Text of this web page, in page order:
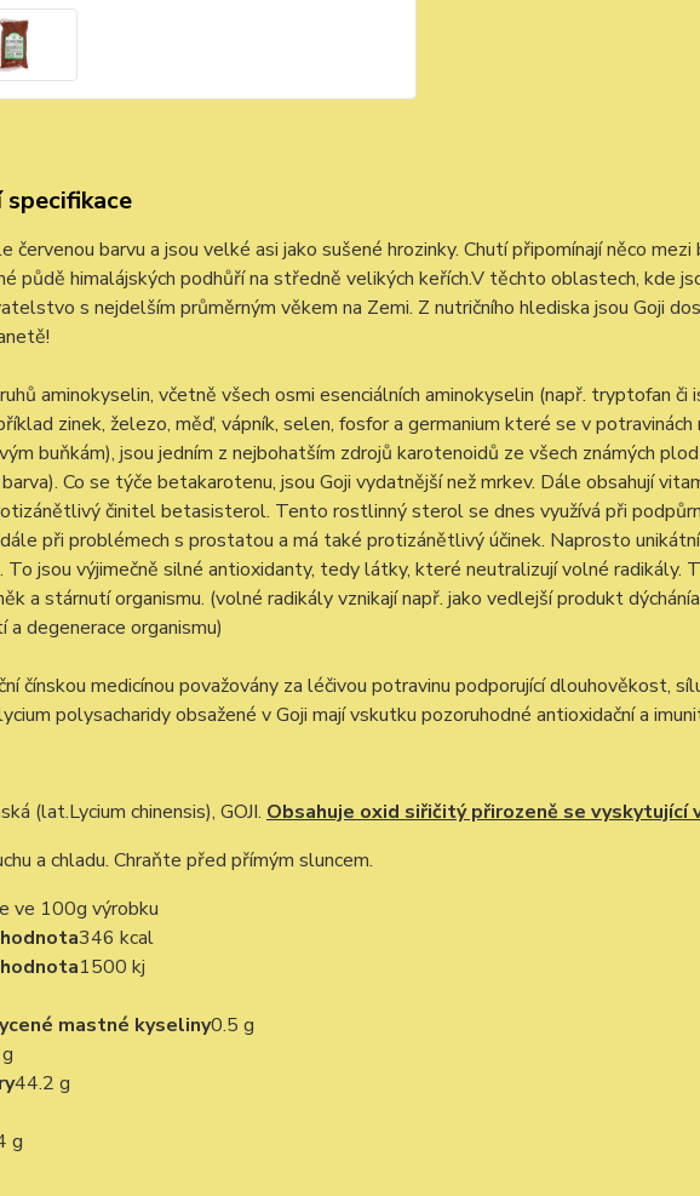
červenou barvu a jsou velké asi jako sušené hrozinky. Chutí připomínají něco
půdě himalájských podhůří na středně velikých keřích.V těchto oblastech, kde
s nejdelším průměrným věkem na Zemi. Z nutričního hlediska jsou Goji
aminokyselin, včetně všech osmi esenciálních aminokyselin (např. tryptofan
zinek, železo, měď, vápník, selen, fosfor a germanium které se v
buňkám), jsou jedním z nejbohatším zdrojů karotenoidů ze všech známých
Co se týče betakarotenu, jsou Goji vydatnější než mrkev. Dále obsahují
činitel betasisterol. Tento rostlinný sterol se dnes využívá při
při problémech s prostatou a má také protizánětlivý účinek. Naprosto
To jsou výjimečně silné antioxidanty, tedy látky, které neutralizují volné radikály.
a stárnutí organismu. (volné radikály vznikají např. jako vedlejší produkt
a degenerace organismu)
čínskou medicínou považovány za léčivou potravinu podporující dlouhověkost,
polysacharidy obsažené v Goji mají vskutku pozoruhodné antioxidační a
(lat.Lycium chinensis), GOJI. Obsahuje oxid siřičitý přirozeně se vyskytující
a chladu. Chraňte před přímým sluncem.
ve 100g výrobku
346 kcal
1500 kj
mastné kyseliny0.5 g
44.2 g
g